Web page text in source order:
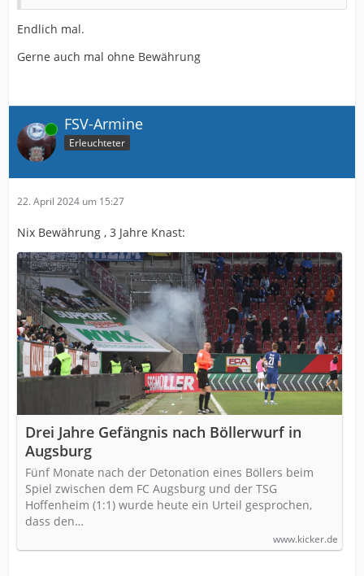
Endlich mal.
Gerne auch mal ohne Bewährung
Online FSV-Armine
Erleuchteter
22. April 2024 um 15:27
Nix Bewährung , 3 Jahre Knast:
Drei Jahre Gefängnis nach Böllerwurf in
Augsburg
Fünf Monate nach der Detonation eines Böllers beim
Spiel zwischen dem FC Augsburg und der TSG
Hoffenheim (1:1) wurde heute ein Urteil gesprochen,
dass den…
www.kicker.de